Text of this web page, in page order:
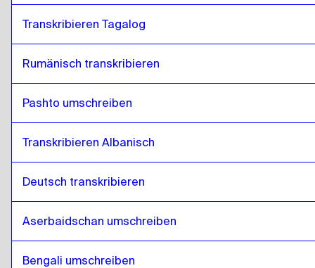
Transkribieren Tagalog
Rumänisch transkribieren
Pashto umschreiben
Transkribieren Albanisch
Deutsch transkribieren
Aserbaidschan umschreiben
Bengali umschreiben